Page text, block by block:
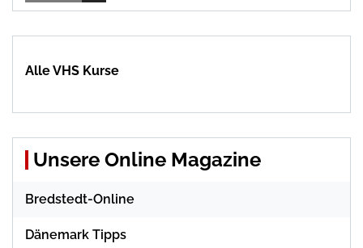
Alle VHS Kurse
Unsere Online Magazine
Bredstedt-Online
Dänemark Tipps